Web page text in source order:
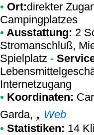
• Ort:direkter
Campingplatzes
• Ausstattung: 2
Stromanschluß,
Spielplatz -
Internetzugang
• Koordinaten:
Garda, , Web
• Statistiken: 14